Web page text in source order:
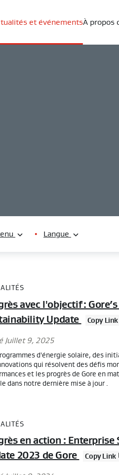
et événementsÀ propos
• Langue
avec l'objectif :
Update
Copy Link
Juillet 9, 2025
d'énergie solaire, des
qui résolvent des défis
et les progrès de Gore en
dans notre dernière mise à jour .
en action :
2023 de Gore
Copy Link